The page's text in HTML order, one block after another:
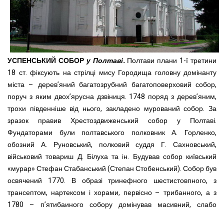
УСПЕНСЬКИЙ СОБОР у Полтаві.Полтави плани 1-ї третини
18 ст. фіксують на стрілці мису Городища головну домінанту
міста – дерев’яний багатозрубний багатоповерховий собор,
поруч з яким двох’ярусна дзвіниця. 1748 поряд з дерев’яним,
трохи південніше від нього, закладено мурований собор. За
зразок правив Хрестоздвиженський собор у Полтаві.
Фундаторами були полтавського полковник А. Горленко,
обозний А. Руновський, полковий суддя Г. Сахновський,
військовий товариш Д. Білуха та ін. Будував собор київський
«мурар» Стефан Стабанський (Степан Стобенський). Собор був
освячений 1770. В образі тринефного шестистовпного, з
трансептом, нартексом і хорами, первісно – трибанного, а з
1780 – п’ятибаиного собору домінував масивний, слабо